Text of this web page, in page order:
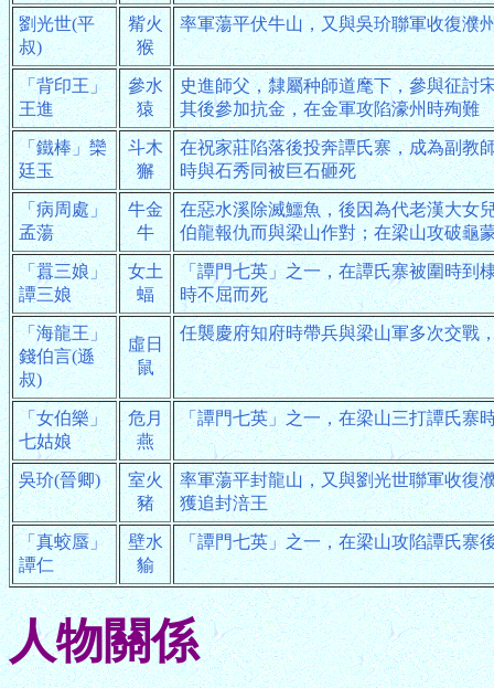
劉光世(平
叔)
觜火
猴
率軍蕩平伏牛山，又與吳玠聯軍收復濮
「背印王」
王進
參水
猿
史進師父，隸屬种師道麾下，參與征討
其後參加抗金，在金軍攻陷濠州時殉難
「鐵棒」欒
廷玉
斗木
獬
在祝家莊陷落後投奔譚氏寨，成為副教
時與石秀同被巨石砸死
「病周處」
孟蕩
牛金
牛
在惡水溪除滅鱷魚，後因為代老漢大女
伯龍報仇而與梁山作對；在梁山攻破龜
「囂三娘」
譚三娘
女土
蝠
「譚門七英」之一，在譚氏寨被圍時到
時不屈而死
「海龍王」
錢伯言(遜
叔)
虛日
鼠
任襲慶府知府時帶兵與梁山軍多次交戰
「女伯樂」
七姑娘
危月
燕
「譚門七英」之一，在梁山三打譚氏寨
吳玠(晉卿)
室火
豬
率軍蕩平封龍山，又與劉光世聯軍收復
獲追封涪王
「真蛟蜃」
譚仁
壁水
貐
「譚門七英」之一，在梁山攻陷譚氏寨
人物關係